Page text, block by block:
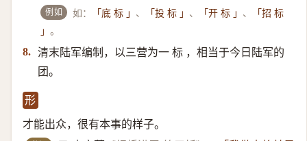
例如 如： 「底 标 」 、 「投 标 」 、 「开 标 」 、
「招 标
」 。
8. 清末陆军编制，以三营为一 标 ，相当于今日陆军的
团。
形
才能出众，很有本事的样子。